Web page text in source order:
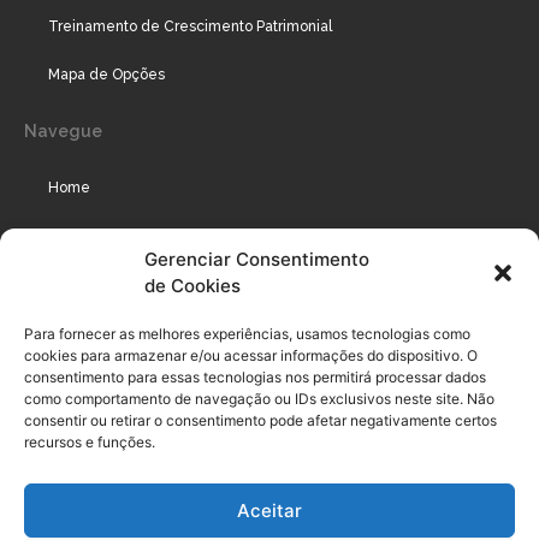
Gerenciar Consentimento
de Cookies
Para fornecer as melhores experiências, usamos tecnologias como
cookies para armazenar e/ou acessar informações do dispositivo. O
consentimento para essas tecnologias nos permitirá processar dados
como comportamento de navegação ou IDs exclusivos neste site. Não
consentir ou retirar o consentimento pode afetar negativamente certos
recursos e funções.
Aceitar
Treinamento de Crescimento Patrimonial
Mapa de Opções
Navegue
Home
Podcast
Legal
Termo de uso do usuário e assinante